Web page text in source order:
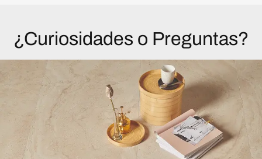
¿Curiosidades o Preguntas?